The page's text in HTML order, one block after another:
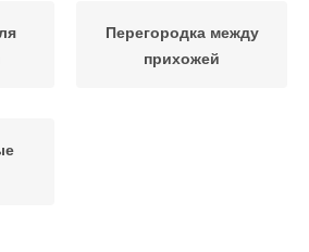
Перегородка между
прихожей